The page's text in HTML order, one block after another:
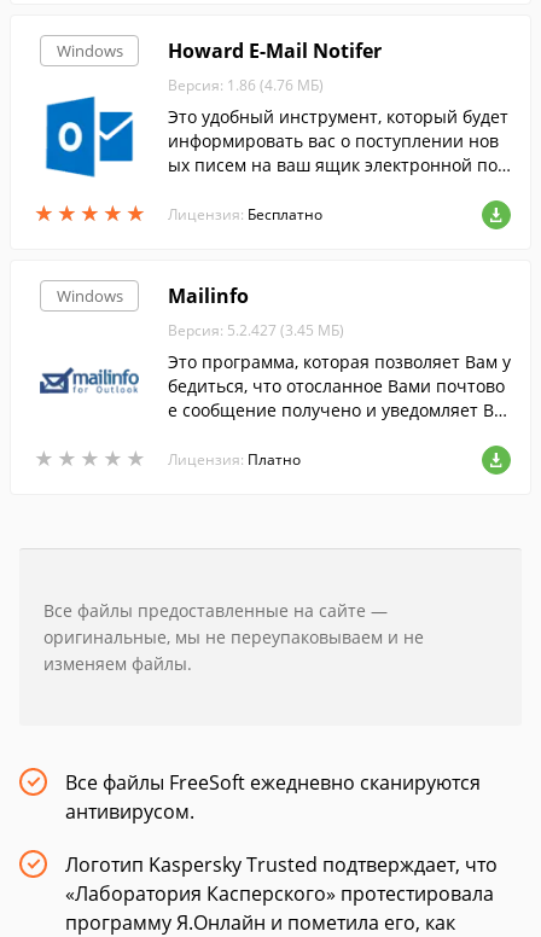
Windows
★ ★ ★ ★ ★
★ ★ ★ ★ ★
Howard E-Mail Notifer
Версия: 1.86 (4.76 МБ)
Это удобный инструмент, который будет
информировать вас о поступлении нов
ых писем на ваш ящик электронной поч
Лицензия: Бесплатно
Windows
★ ★ ★ ★ ★
★ ★ ★ ★ ★
Mailinfo
Версия: 5.2.427 (3.45 МБ)
Это программа, которая позволяет Вам у
бедиться, что отосланное Вами почтово
е сообщение получено и уведомляет Ва
Лицензия: Платно
Все файлы предоставленные на сайте —
оригинальные, мы не переупаковываем и не
изменяем файлы.
Все файлы FreeSoft ежедневно сканируются
антивирусом.
Логотип Kaspersky Trusted подтверждает, что
«Лаборатория Касперского» протестировала
программу Я.Онлайн и пометила его, как